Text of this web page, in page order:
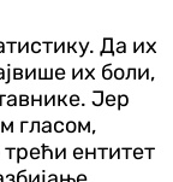
Да их
их боли,
Јер
гласом,
ентитет